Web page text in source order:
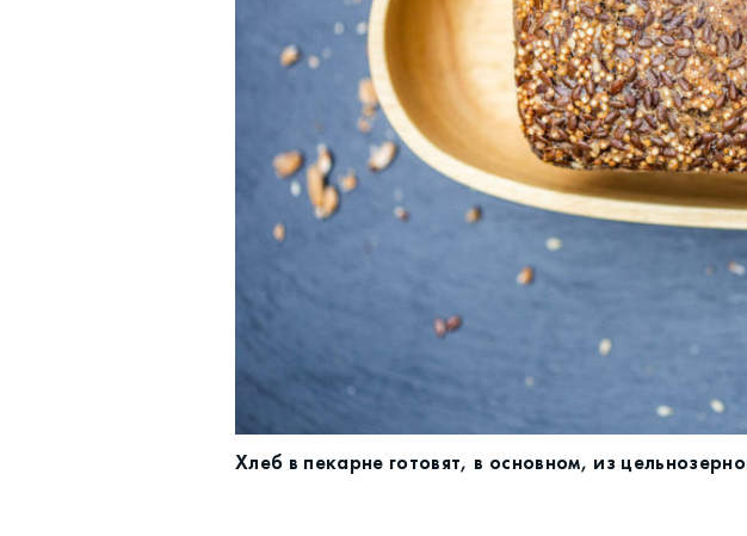
Хлеб в пекарне готовят, в основном, из